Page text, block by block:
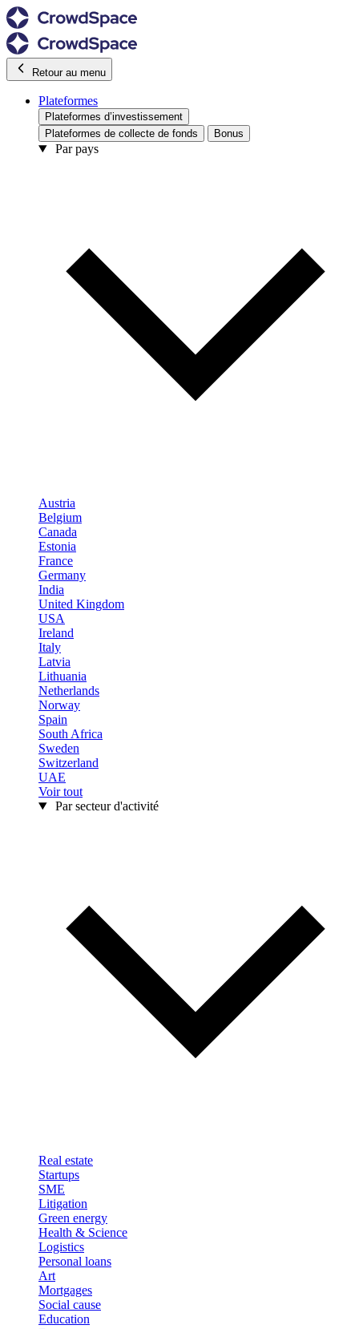
Retour au menu
Plateformes
Plateformes d’investissement
Plateformes de collecte de fonds
Bonus
Par pays
Austria
Belgium
Canada
Estonia
France
Germany
India
United Kingdom
USA
Ireland
Italy
Latvia
Lithuania
Netherlands
Norway
Spain
South Africa
Sweden
Switzerland
UAE
Voir tout
Par secteur d'activité
Real estate
Startups
SME
Litigation
Green energy
Health & Science
Logistics
Personal loans
Art
Mortgages
Social cause
Education